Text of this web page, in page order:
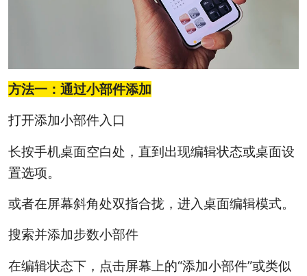
方法一：通过小部件添加
打开添加小部件入口
长按手机桌面空白处，直到出现编辑状态或桌面设
置选项。
或者在屏幕斜角处双指合拢，进入桌面编辑模式。
搜索并添加步数小部件
在编辑状态下，点击屏幕上的“添加小部件”或类似